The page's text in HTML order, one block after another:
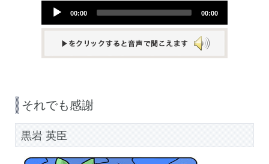
Audio
00:00 00:00
それでも感謝
黒岩 英臣